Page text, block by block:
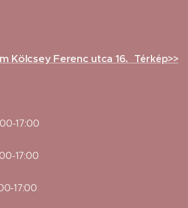
Kölcsey Ferenc utca 16. Térkép>>
17:00
17:00
17:00